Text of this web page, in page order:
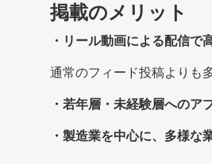
掲載のメリット
・リール動画による配信で
通常のフィード投稿よりも
・若年層・未経験層へのア
・製造業を中心に、多様な